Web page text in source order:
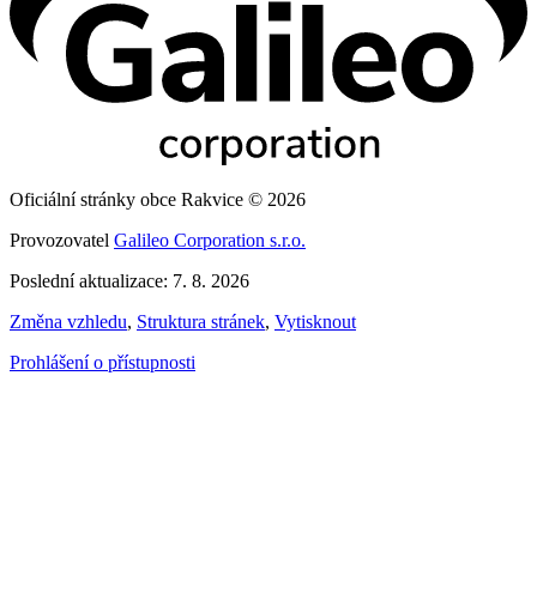
Oficiální stránky obce Rakvice © 2026
Provozovatel Galileo Corporation s.r.o.
Poslední aktualizace: 7. 8. 2026
Změna vzhledu, Struktura stránek, Vytisknout
Prohlášení o přístupnosti